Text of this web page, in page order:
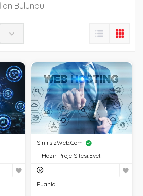
Bulundu
SinirsizWeb.com
Hazır Proje Sitesi:Evet
Puanla